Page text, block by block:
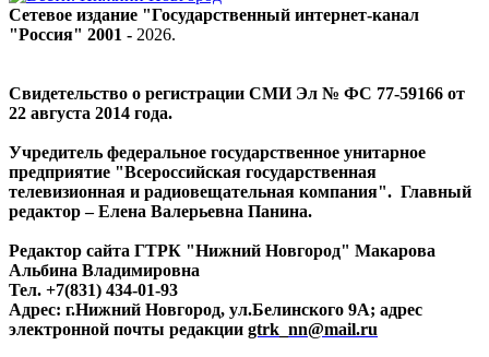
Сетевое издание "Государственный интернет-канал
"Россия" 2001 - 2026.
Свидетельство о регистрации СМИ Эл № ФС 77-59166 от
22 августа 2014 года.
Учредитель федеральное государственное унитарное
предприятие "Всероссийская государственная
телевизионная и радиовещательная компания". Главный
редактор – Елена Валерьевна Панина.
Редактор сайта ГТРК "Нижний Новгород" Макарова
Альбина Владимировна
Тел. +7(831) 434-01-93
Адрес: г.Нижний Новгород, ул.Белинского 9А; адрес
электронной почты редакции gtrk_nn@mail.ru